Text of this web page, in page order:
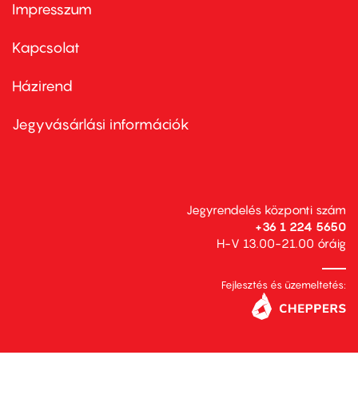
Footer
first
Impresszum
Kapcsolat
Footer
second
Házirend
Jegyvásárlási információk
Jegyrendelés központi szám
+36 1 224 5650
H-V 13.00-21.00 óráig
Fejlesztés és üzemeltetés: